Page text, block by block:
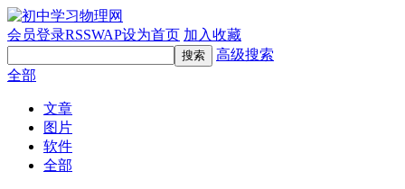
会员登录RSSWAP设为首页 加入收藏
高级搜索
全部
文章
图片
软件
全部